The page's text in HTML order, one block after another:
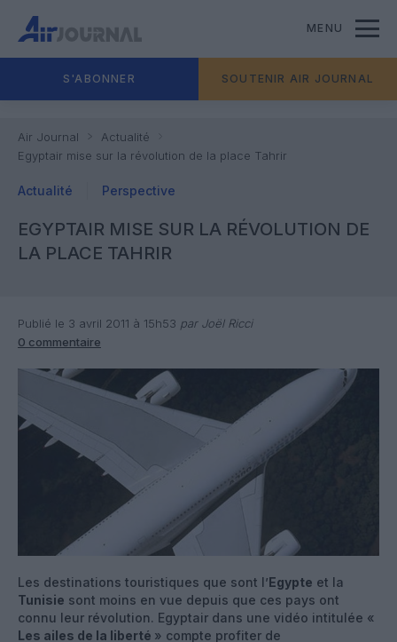
MENU
S'ABONNER SOUTENIR AIR JOURNAL
Air Journal
Actualité
Egyptair mise sur la révolution de la place Tahrir
Actualité Perspective
EGYPTAIR MISE SUR LA RÉVOLUTION DE
LA PLACE TAHRIR
Publié le 3 avril 2011 à 15h53 par Joël Ricci
0 commentaire
Les destinations touristiques que sont l’Egypte et la
Tunisie sont moins en vue depuis que ces pays ont
connu leur révolution. Egyptair dans une vidéo intitulée «
Les ailes de la liberté » compte profiter de